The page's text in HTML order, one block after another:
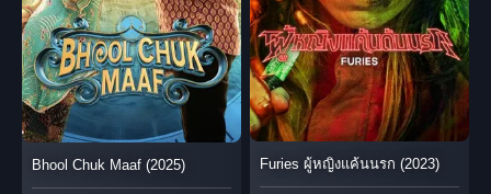
Bhool Chuk Maaf (2025) Furies ผู้หญิงแค้นนรก (2023)